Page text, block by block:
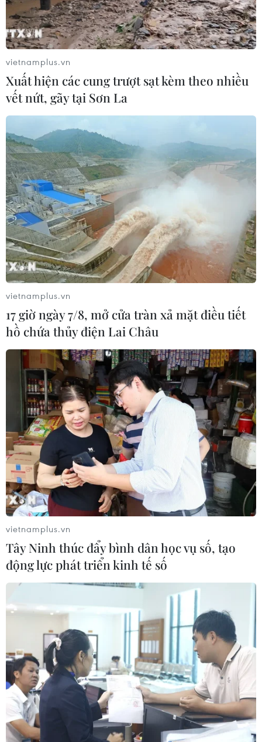
Boeing phóng thử tàu vũ trụ Starliner lên
lắp ghép với ISS
20/05/2022 03:46
Chuyến bay thử nghiệm mang tên OFT-2 không có phi
nhiều lần bị trì hoãn sau đó.
Tàu vũ trụ Starliner của Boeing ghép nối
với Trạm Vũ trụ quốc tế
21/05/2022 04:20
Tàu Straliner đã liên lạc lúc 0h28 GMT ngày 21/5 (7h28
giờ Việt Nam), khoảng 24 giờ sau khi xuất phát từ Trung
tâm vũ trụ Kenedy ở Florida.
Tàu vũ trụ Starliner của Boeing trở về Trái
Đất an toàn
26/05/2022 04:21
Tàu vũ trụ CST-100 Starliner đã hạ cánh xuống Cảng vũ
trụ White Sands, bang New Mexico, Mỹ, kết thúc hành
vietnamplus.vn
Xuất hiện các cung trượt sạt kèm theo nhiều
vết nứt, gãy tại Sơn La
vietnamplus.vn
17 giờ ngày 7/8, mở cửa tràn xả mặt điều tiết
hồ chứa thủy điện Lai Châu
vietnamplus.vn
Tây Ninh thúc đẩy bình dân học vụ số, tạo
động lực phát triển kinh tế số